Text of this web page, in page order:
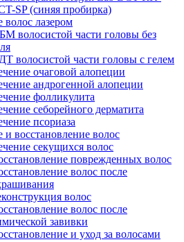
SP (синяя пробирка)
волос лазером
волосистой части головы без
волосистой части головы с гелем
очаговой алопеции
андрогенной алопеции
фолликулита
себорейного дерматита
псориаза
и восстановление волос
секущихся волос
поврежденных волос
волос после
волос
волос после
завивки
и уход за волосами